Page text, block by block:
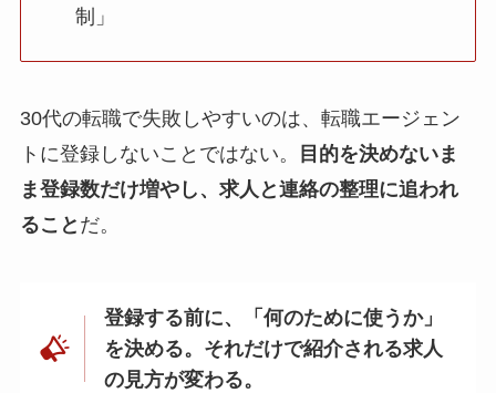
制」
30代の転職で失敗しやすいのは、転職エージェン
トに登録しないことではない。
目的を決めないま
ま登録数だけ増やし、求人と連絡の整理に追われ
ること だ。
登録する前に、「何のために使うか」
を決める。それだけで紹介される求人
の見方が変わる。